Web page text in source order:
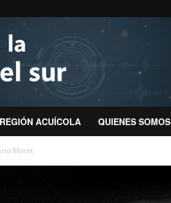
REGIÓN ACUÍCOLA QUIENES SOMOS
Montt